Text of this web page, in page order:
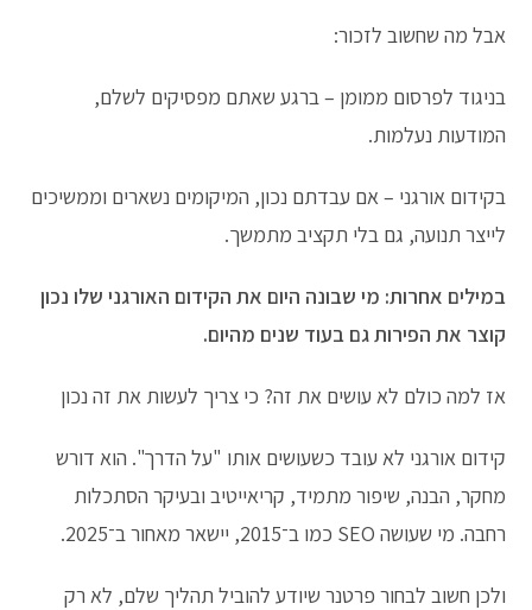
אבל מה שחשוב לזכור:
בניגוד לפרסום ממומן – ברגע שאתם מפסיקים לשלם,
המודעות נעלמות.
בקידום אורגני – אם עבדתם נכון, המיקומים נשארים וממשיכים
לייצר תנועה, גם בלי תקציב מתמשך.
במילים אחרות: מי שבונה היום את הקידום האורגני שלו נכון
קוצר את הפירות גם בעוד שנים מהיום.
אז למה כולם לא עושים את זה? כי צריך לעשות את זה נכון
קידום אורגני לא עובד כשעושים אותו "על הדרך". הוא דורש
מחקר, הבנה, שיפור מתמיד, קריאייטיב ובעיקר הסתכלות
רחבה. מי שעושה SEO כמו ב־2015, יישאר מאחור ב־2025.
ולכן חשוב לבחור פרטנר שיודע להוביל תהליך שלם, לא רק